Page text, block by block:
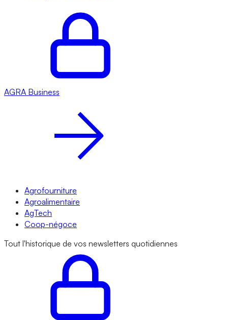
AGRA Business
Agrofourniture
Agroalimentaire
AgTech
Coop-négoce
Tout l'historique de vos newsletters quotidiennes